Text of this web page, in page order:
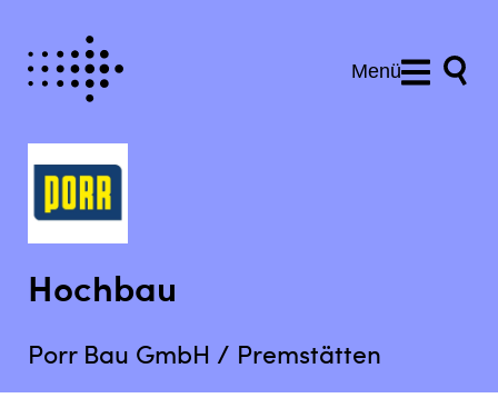
Menü
Hochbau
Porr Bau GmbH / Premstätten